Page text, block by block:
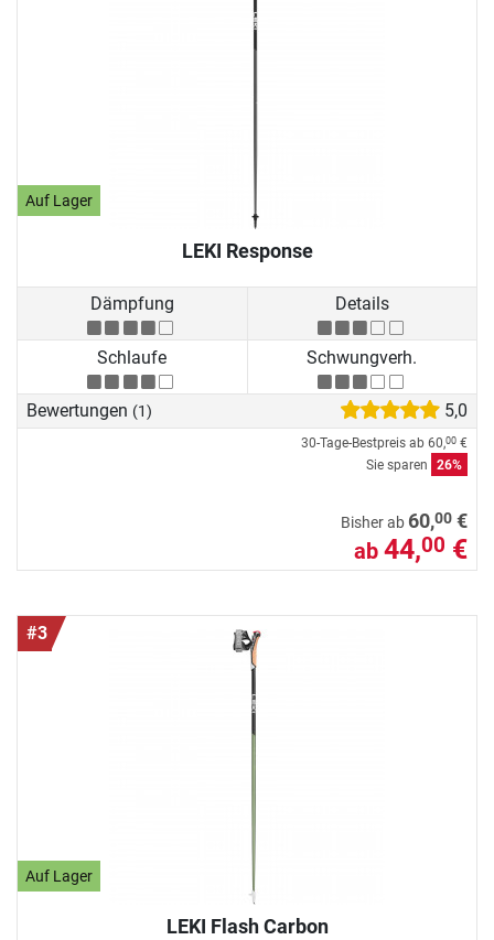
Auf Lager
LEKI Response
Dämpfung Details
Schlaufe Schwungverh.
Bewertungen (1) 5,0
30-Tage-Bestpreis ab 60,00 €
Sie sparen
26%
Bisher ab 60,00 €
ab 44,00 €
#3
Auf Lager
LEKI Flash Carbon